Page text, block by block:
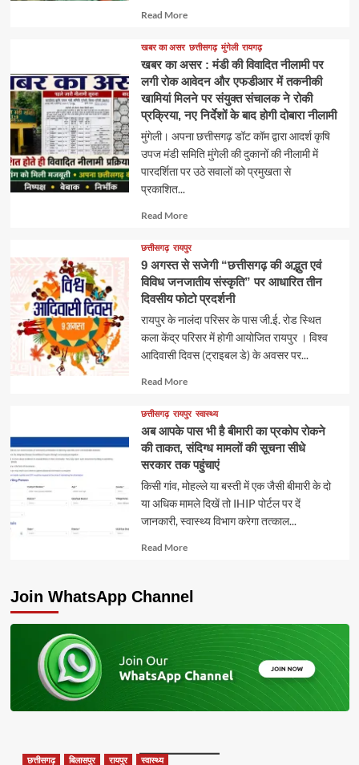
Read MoreRead
about
खबर का असर छत्तीसगढ़ मुंगेली रायगढ़
खबर का असर : मंडी की विवादित नीलामी पर
लगी रोक आवेदन और एफडीआर में तकनीकी
खामियां मिलने पर संयुक्त संचालक ने रोकी
प्रक्रिया, नए निर्देशों के बाद होगी दोबारा नीलामी
मुंगेली। अपना छत्तीसगढ़ डॉट कॉम द्वारा आदर्श कृषि
उपज मंडी समिति मुंगेली की दुकानों की नीलामी में
पारदर्शिता पर उठे सवालों को प्रमुखता से
प्रकाशित...
Read MoreRead
about
छत्तीसगढ़ रायपुर
9 अगस्त से सजेगी “छत्तीसगढ़ की अद्भुत एवं
विविध जनजातीय संस्कृति” पर आधारित तीन
दिवसीय फोटो प्रदर्शनी
रायपुर के नालंदा परिसर के पास जी.ई. रोड स्थित
कला केंद्र परिसर में होगी आयोजित रायपुर । विश्व
आदिवासी दिवस (ट्राइबल डे) के अवसर पर...
Read MoreRead
about
छत्तीसगढ़ रायपुर स्वास्थ्य
अब आपके पास भी है बीमारी का प्रकोप रोकने
की ताकत, संदिग्ध मामलों की सूचना सीधे
सरकार तक पहुंचाएं
किसी गांव, मोहल्ले या बस्ती में एक जैसी बीमारी के दो
या अधिक मामले दिखें तो IHIP पोर्टल पर दें
जानकारी, स्वास्थ्य विभाग करेगा तत्काल...
Read MoreRead
Join WhatsApp Channel
छत्तीसगढ़ बिलासपुर रायपुर स्वास्थ्य